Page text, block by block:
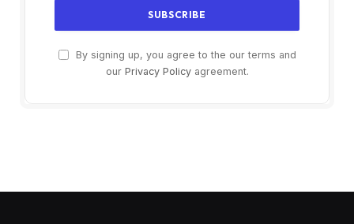
By signing up, you agree to the our terms and
our Privacy Policyagreement.